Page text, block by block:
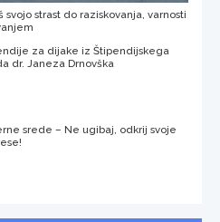
strast do raziskovanja, varnosti
za dijake iz Štipendijskega
dr. Janeza Drnovška
srede – Ne ugibaj, odkrij svoje